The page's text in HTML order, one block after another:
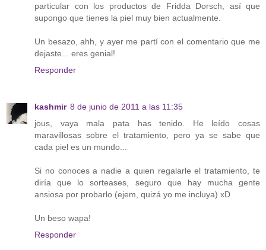
particular con los productos de Fridda Dorsch, así que
supongo que tienes la piel muy bien actualmente.
Un besazo, ahh, y ayer me partí con el comentario que me
dejaste... eres genial!
Responder
kashmir 8 de junio de 2011 a las 11:35
jous, vaya mala pata has tenido. He leído cosas
maravillosas sobre el tratamiento, pero ya se sabe que
cada piel es un mundo...
Si no conoces a nadie a quien regalarle el tratamiento, te
diría que lo sorteases, seguro que hay mucha gente
ansiosa por probarlo (ejem, quizá yo me incluya) xD
Un beso wapa!
Responder